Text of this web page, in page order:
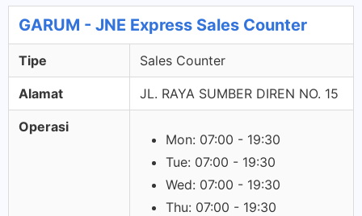
GARUM - JNE Express Sales Counter
Tipe Sales Counter
Alamat JL. RAYA SUMBER DIREN NO. 15
Operasi
Mon: 07:00 - 19:30
Tue: 07:00 - 19:30
Wed: 07:00 - 19:30
Thu: 07:00 - 19:30